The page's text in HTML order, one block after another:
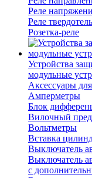
Реле
Реле
Розетка-реле
Устройства
модульные
Аксессуары
Амперметры
Блок
Вилочный
Вольтметры
Вставка
Выключатель
Выключатель
с